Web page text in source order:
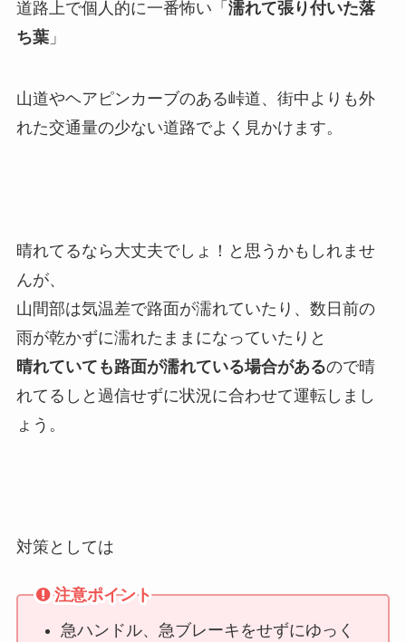
道路上で個人的に一番怖い「 濡れて張り付いた落
ち葉」
山道やヘアピンカーブのある峠道、街中よりも外
れた交通量の少ない道路でよく見かけます。
晴れてるなら大丈夫でしょ！と思うかもしれませ
んが、
山間部は気温差で路面が濡れていたり、数日前の
雨が乾かずに濡れたままになっていたりと
晴れていても路面が濡れている場合があるので晴
れてるしと過信せずに状況に合わせて運転しまし
ょう。
対策としては
注意ポイント
急ハンドル、急ブレーキをせずにゆっく